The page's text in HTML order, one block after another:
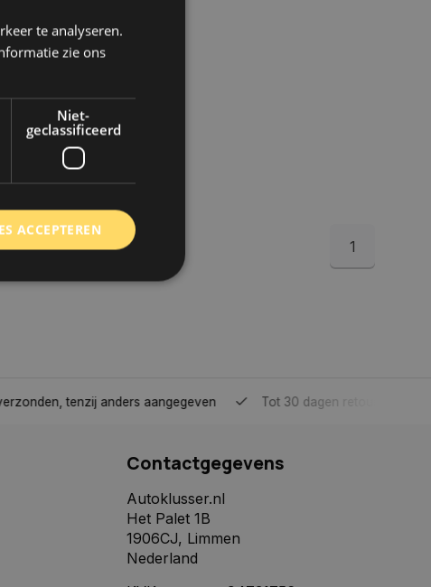
1
tenzij anders aangegeven Tot 30 dagen retour sturen.
Contactgegevens
Autoklusser.nl
Het Palet 1B
1906CJ, Limmen
Nederland
te analyseren.
zie ons
Niet-
geclassificeerd
ACCEPTEREN
identificatiecode
veilige en
te behouden, ervoor
of item selecties
naar pagina. Het slaat
onderscheid te